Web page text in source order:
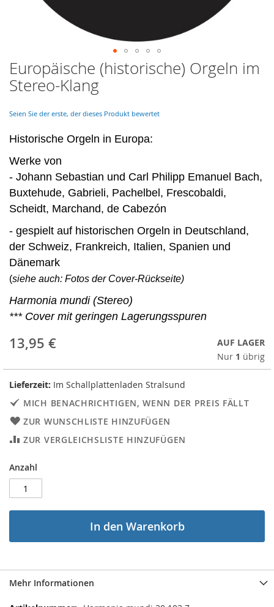
Skip
to
the
of
images
Europäische (historische) Orgeln im
Stereo-Klang
Seien Sie der erste, der dieses Produkt bewertet
Historische Orgeln in Europa:
Werke von
- Johann Sebastian und Carl Philipp Emanuel Bach,
Buxtehude, Gabrieli, Pachelbel, Frescobaldi,
Scheidt, Marchand, de Cabezón
- gespielt auf historischen Orgeln in Deutschland,
der Schweiz, Frankreich, Italien, Spanien und
Dänemark
(siehe auch: Fotos der Cover-Rückseite)
Harmonia mundi (Stereo)
*** Cover mit geringen Lagerungsspuren
13,95 €
AUF LAGER
Nur 1 übrig
Lieferzeit: Im Schallplattenladen Stralsund
MICH BENACHRICHTIGEN, WENN DER PREIS FÄLLT
ZUR WUNSCHLISTE HINZUFÜGEN
ZUR VERGLEICHSLISTE HINZUFÜGEN
Anzahl
In den Warenkorb
Mehr Informationen